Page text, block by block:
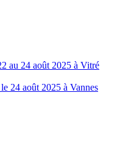
au 24 août 2025 à Vitré
24 août 2025 à Vannes